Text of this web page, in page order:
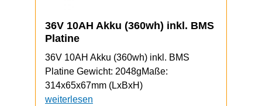
36V 10AH Akku (360wh) inkl. BMS
Platine
36V 10AH Akku (360wh) inkl. BMS
Platine Gewicht: 2048gMaße:
314x65x67mm (LxBxH)
weiterlesen